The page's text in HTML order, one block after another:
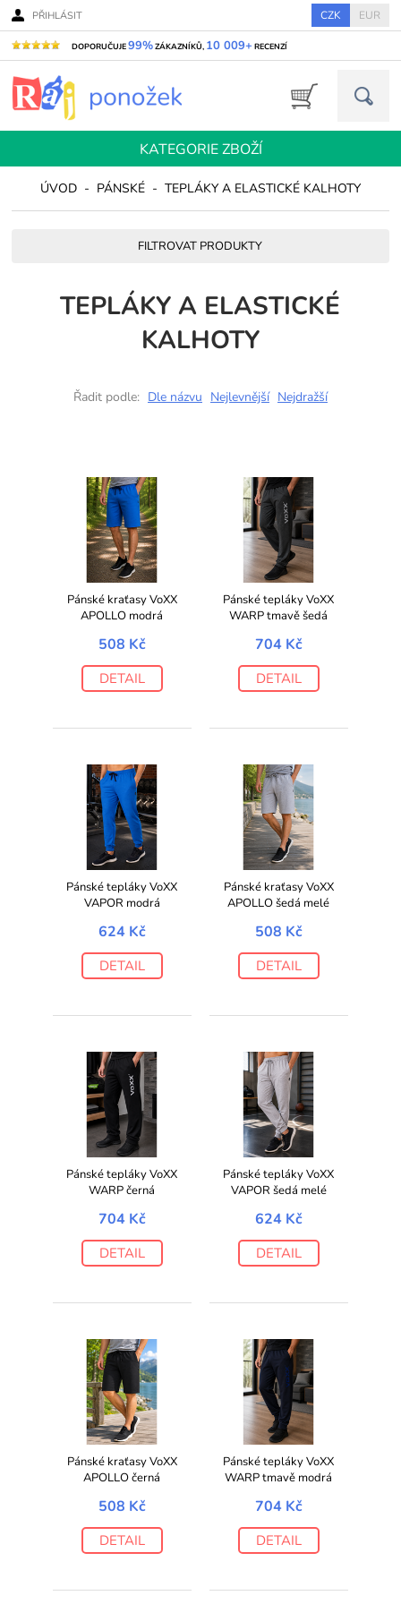
PŘIHLÁSIT CZK EUR
DOPORUČUJE99%ZÁKAZNÍKŮ, 10 009+ RECENZÍ
KATEGORIE ZBOŽÍ
ÚVOD - PÁNSKÉ - TEPLÁKY A ELASTICKÉ KALHOTY
FILTROVAT PRODUKTY
TEPLÁKY A ELASTICKÉ
KALHOTY
Řadit podle: Dle názvu Nejlevnější Nejdražší
Pánské kraťasy VoXX
APOLLO modrá
508 Kč
DETAIL
Pánské tepláky VoXX
WARP tmavě šedá
704 Kč
DETAIL
Pánské tepláky VoXX
VAPOR modrá
624 Kč
DETAIL
Pánské kraťasy VoXX
APOLLO šedá melé
508 Kč
DETAIL
Pánské tepláky VoXX
WARP černá
704 Kč
DETAIL
Pánské tepláky VoXX
VAPOR šedá melé
624 Kč
DETAIL
Pánské kraťasy VoXX
APOLLO černá
508 Kč
DETAIL
Pánské tepláky VoXX
WARP tmavě modrá
704 Kč
DETAIL